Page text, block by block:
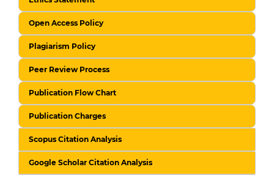
Open Access Policy
Plagiarism Policy
Peer Review Process
Publication Flow Chart
Publication Charges
Scopus Citation Analysis
Google Scholar Citation Analysis